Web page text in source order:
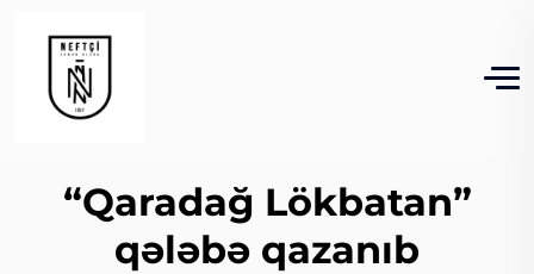
“Qaradağ Lökbatan”
qələbə qazanıb